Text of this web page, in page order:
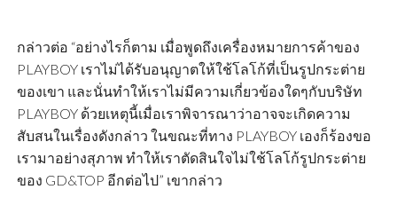
กล่าวต่อ “อย่างไรก็ตาม เมื่อพูดถึงเครื่องหมายการค้าของ
PLAYBOY เราไม่ได้รับอนุญาตให้ใช้โลโก้ที่เป็นรูปกระต่าย
ของเขา และนั่นทำให้เราไม่มีความเกี่ยวข้องใดๆกับบริษัท
PLAYBOY ด้วยเหตุนี้เมื่อเราพิจารณาว่าอาจจะเกิดความ
สับสนในเรื่องดังกล่าว ในขณะที่ทาง PLAYBOY เองก็ร้องขอ
เรามาอย่างสุภาพ ทำให้เราตัดสินใจไม่ใช้โลโก้รูปกระต่าย
ของ GD&TOP อีกต่อไป” เขากล่าว